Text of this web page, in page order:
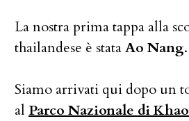
La nostra prima tappa alla
thailandese è stataAo Nang.
Siamo arrivati qui dopo un
al Parco Nazionale di